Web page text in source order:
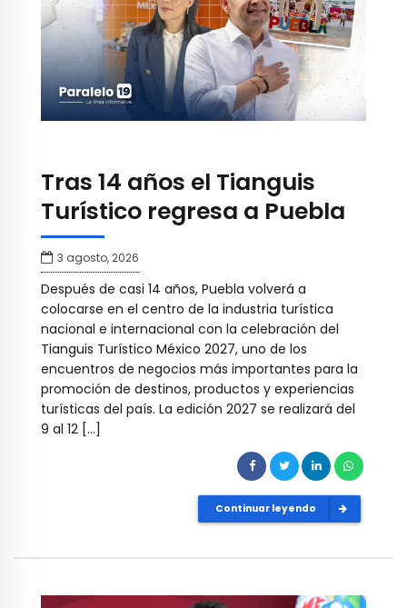
Tras 14 años el Tianguis
Turístico regresa a Puebla
3 agosto, 2026
Después de casi 14 años, Puebla volverá a
colocarse en el centro de la industria turística
nacional e internacional con la celebración del
Tianguis Turístico México 2027, uno de los
encuentros de negocios más importantes para la
promoción de destinos, productos y experiencias
turísticas del país. La edición 2027 se realizará del
9 al 12 […]
Continuar leyendo